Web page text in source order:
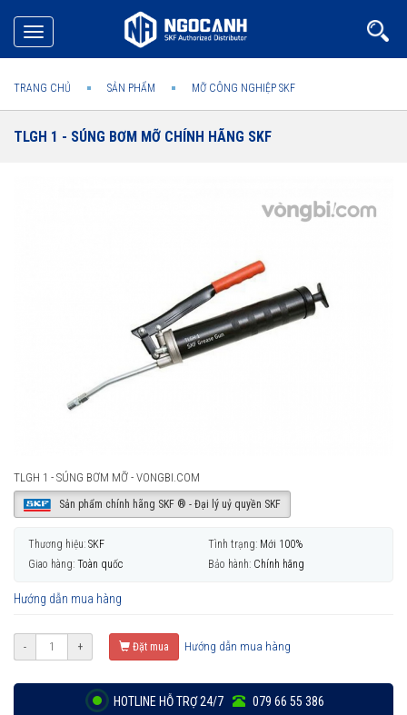
Toggle
navigation
TRANG CHỦ SẢN PHẨM MỠ CÔNG NGHIỆP SKF
TLGH 1 - SÚNG BƠM MỠ CHÍNH HÃNG SKF
TLGH 1 - SÚNG BƠM MỠ - VONGBI.COM
Sản phẩm chính hãng SKF ® - Đại lý uỷ quyền SKF
Thương hiệu: SKF Tình trạng: Mới 100%
Giao hàng: Toàn quốc Bảo hành: Chính hãng
Hướng dẫn mua hàng
- + Đặt mua Hướng dẫn mua hàng
HOTLINE HỖ TRỢ 24/7 079 66 55 386